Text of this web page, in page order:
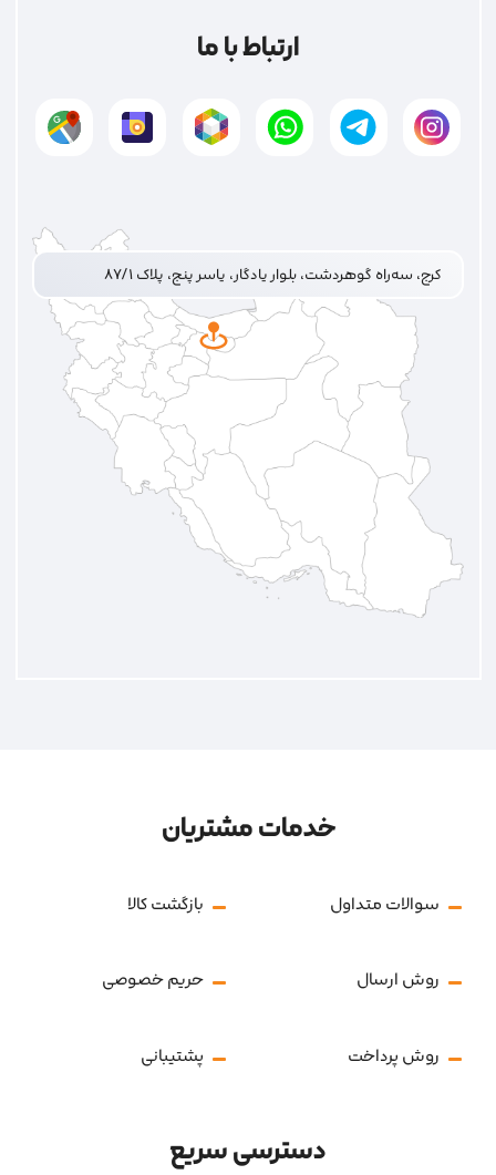
ارتباط با ما
کرج، سه‌راه گوهردشت، بلوار یادگار، یاسر پنج، پلاک ۸۷/۱
خدمات مشتریان
سوالات متداول بازگشت کالا
روش ارسال حریم خصوصی
روش پرداخت پشتیبانی
دسترسی سریع